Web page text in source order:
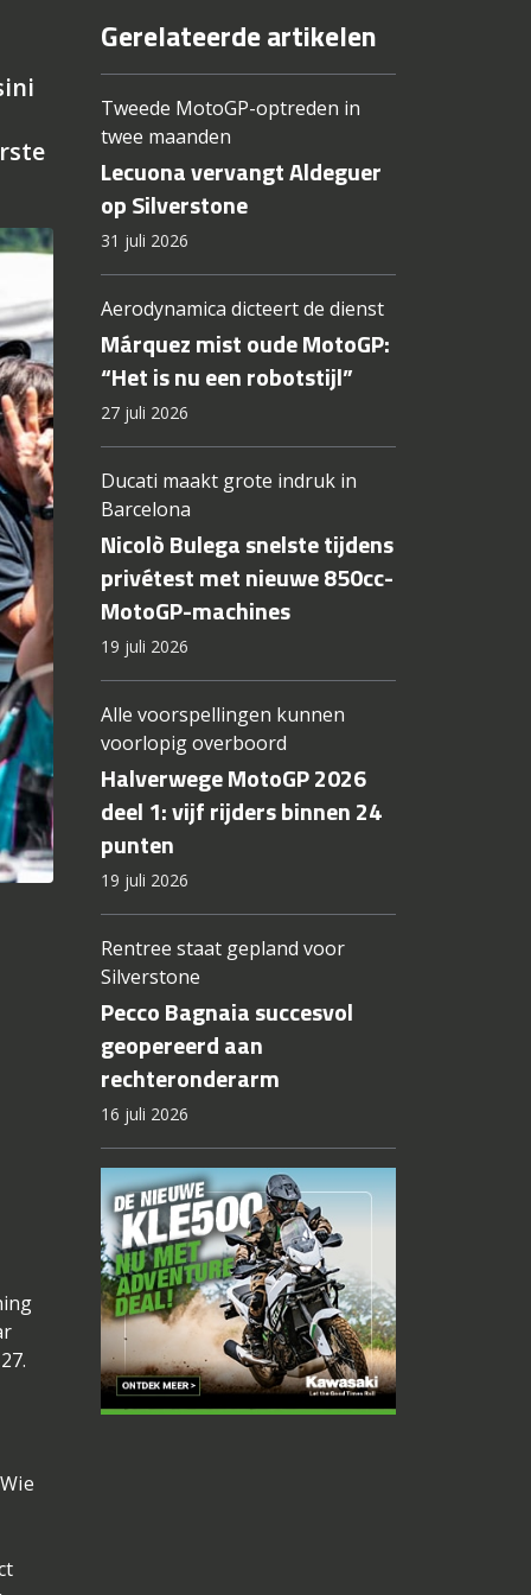
Gerelateerde artikelen
Tweede MotoGP-optreden in
twee maanden
Lecuona vervangt Aldeguer
op Silverstone
31 juli 2026
Aerodynamica dicteert de dienst
Márquez mist oude MotoGP:
“Het is nu een robotstijl”
27 juli 2026
Ducati maakt grote indruk in
Barcelona
Nicolò Bulega snelste tijdens
privétest met nieuwe 850cc-
MotoGP-machines
19 juli 2026
Alle voorspellingen kunnen
voorlopig overboord
Halverwege MotoGP 2026
deel 1: vijf rijders binnen 24
punten
19 juli 2026
Rentree staat gepland voor
Silverstone
Pecco Bagnaia succesvol
geopereerd aan
rechteronderarm
16 juli 2026